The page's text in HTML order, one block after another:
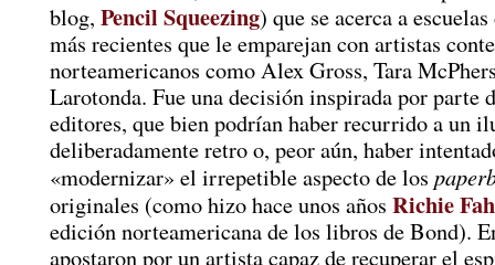
blog, Pencil Squeezing) que se acerca a
más recientes que le emparejan con artistas
norteamericanos como Alex Gross, Tara
Larotonda. Fue una decisión inspirada por parte
editores, que bien podrían haber recurrido a un
deliberadamente retro o, peor aún, haber
«modernizar» el irrepetible aspecto de los
originales (como hizo hace unos años Richie
edición norteamericana de los libros de Bond).
apostaron por un artista capaz de recuperar el